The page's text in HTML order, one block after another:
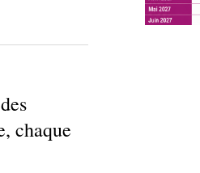
chaque